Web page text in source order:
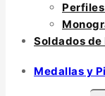
Soldados de
Medallas y